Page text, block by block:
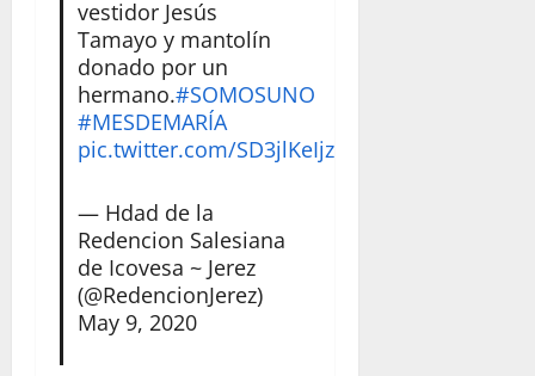
vestidor Jesús
Tamayo y mantolín
donado por un
hermano.#SOMOSUNO
#MESDEMARÍA
pic.twitter.com/SD3jlKeIjz
— Hdad de la
Redencion Salesiana
de Icovesa ~ Jerez
(@RedencionJerez)
May 9, 2020